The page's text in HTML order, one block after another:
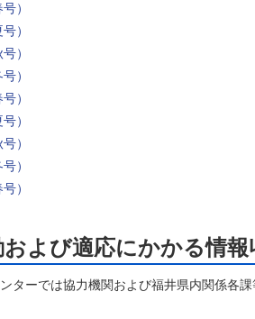
）
）
）
）
）
）
）
）
）
および適応にかかる情報
ターでは協力機関および福井県内関係各